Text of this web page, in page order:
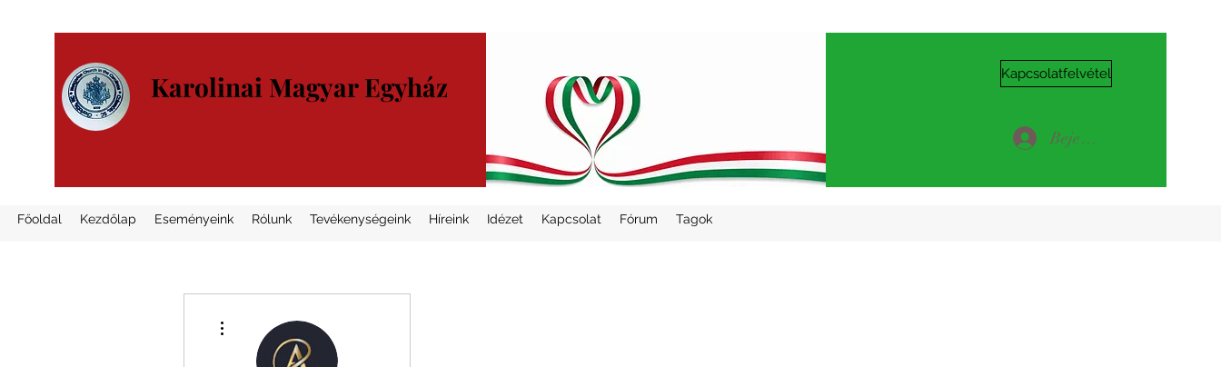
Karolinai Magyar Egyház Kapcsolatfelvétel
Bejelentkezés
Főoldal Kezdőlap Eseményeink Rólunk Tevékenységeink Híreink Idézet Kapcsolat Fórum Tagok